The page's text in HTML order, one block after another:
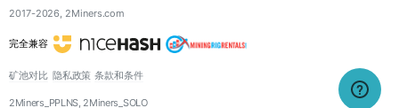
2017-2026, 2Miners.com
完全兼容
矿池对比 隐私政策 条款和条件
2Miners_PPLNS, 2Miners_SOLO